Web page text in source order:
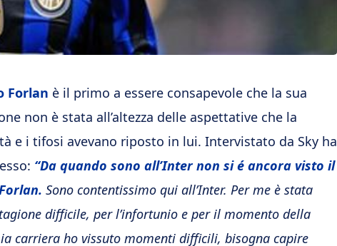
Forlan è il primo a essere consapevole che la sua
non è stata all’altezza delle aspettative che la
e i tifosi avevano riposto in lui. Intervistato da Sky ha
“Da quando sono all’Inter non si é ancora visto il
Sono contentissimo qui all’Inter. Per me è stata
difficile, per l’infortunio e per il momento della
carriera ho vissuto momenti difficili, bisogna capire